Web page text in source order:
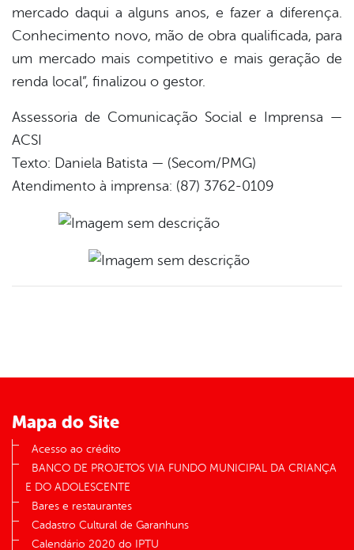
mercado daqui a alguns anos, e fazer a diferença.
Conhecimento novo, mão de obra qualificada, para
um mercado mais competitivo e mais geração de
renda local”, finalizou o gestor.
Assessoria de Comunicação Social e Imprensa —
ACSI
Texto: Daniela Batista — (Secom/PMG)
Atendimento à imprensa: (87) 3762-0109
Mapa do Site
Acesso ao crédito
BANCO DE PROJETOS VIA FUNDO MUNICIPAL DA CRIANÇA
E DO ADOLESCENTE
Bares e restaurantes
Cadastro Cultural de Garanhuns
Calendário 2020 do IPTU